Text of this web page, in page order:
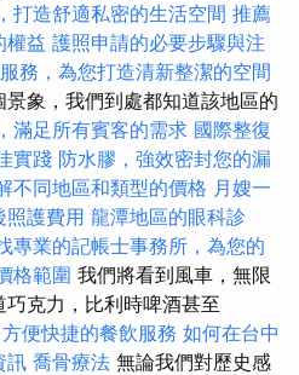
打造舒適私密的生活空間 推薦
權益 護照申請的必要步驟與注
務，為您打造清新整潔的空間
象，我們到處都知道該地區的
滿足所有賓客的需求 國際整復
實踐 防水膠，強效密封您的漏
不同地區和類型的價格 月嫂一
照護費用 龍潭地區的眼科診
專業的記帳士事務所，為您的
格範圍 我們將看到風車，無限
克力，比利時啤酒甚至
便快捷的餐飲服務 如何在台中
訊 喬骨療法 無論我們對歷史感